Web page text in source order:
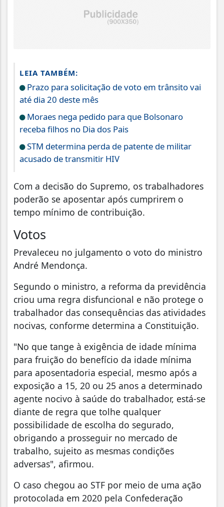
LEIA TAMBÉM:
Prazo para solicitação de voto em trânsito vai
até dia 20 deste mês
Moraes nega pedido para que Bolsonaro
receba filhos no Dia dos Pais
STM determina perda de patente de militar
acusado de transmitir HIV
Com a decisão do Supremo, os trabalhadores
poderão se aposentar após cumprirem o
tempo mínimo de contribuição.
Votos
Prevaleceu no julgamento o voto do ministro
André Mendonça.
Segundo o ministro, a reforma da previdência
criou uma regra disfuncional e não protege o
trabalhador das consequências das atividades
nocivas, conforme determina a Constituição.
"No que tange à exigência de idade mínima
para fruição do benefício da idade mínima
para aposentadoria especial, mesmo após a
exposição a 15, 20 ou 25 anos a determinado
agente nocivo à saúde do trabalhador, está-se
diante de regra que tolhe qualquer
possibilidade de escolha do segurado,
obrigando a prosseguir no mercado de
trabalho, sujeito as mesmas condições
adversas", afirmou.
O caso chegou ao STF por meio de uma ação
protocolada em 2020 pela Confederação